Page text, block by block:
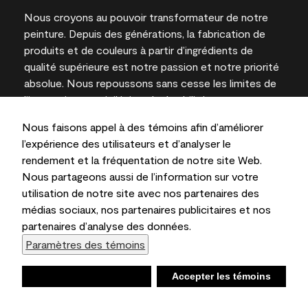
Nous faisons appel à des témoins afin d’améliorer
l’expérience des utilisateurs et d’analyser le
rendement et la fréquentation de notre site Web.
Nous partageons aussi de l’information sur votre
utilisation de notre site avec nos partenaires des
médias sociaux, nos partenaires publicitaires et nos
partenaires d’analyse des données.
Paramètres des témoins
Accepter les témoins
Nous croyons au pouvoir transformateur de notre
peinture. Depuis des générations, la fabrication de
produits et de couleurs à partir d’ingrédients de
qualité supérieure est notre passion et notre priorité
absolue. Nous repoussons sans cesse les limites de
l’innovation et privilégions la durabilité pour
l’expertise locale.
Les couleurs représentées à l’écran et sur les
documents imprimés peuvent différer des couleurs
en contenant.